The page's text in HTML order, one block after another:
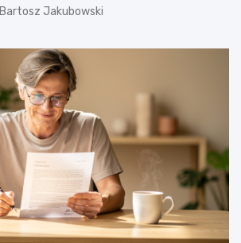
Bartosz Jakubowski